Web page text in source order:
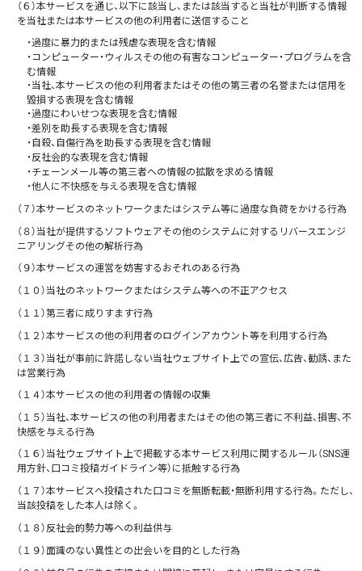
（６）本サービスを通じ、以下に該当し、または該当すると当社が判断する情報
を当社または本サービスの他の利用者に送信すること
・過度に暴力的または残虐な表現を含む情報
・コンピューター・ウィルスその他の有害なコンピューター・プログラムを含
む情報
・当社、本サービスの他の利用者またはその他の第三者の名誉または信用を
毀損する表現を含む情報
・過度にわいせつな表現を含む情報
・差別を助長する表現を含む情報
・自殺、自傷行為を助長する表現を含む情報
・反社会的な表現を含む情報
・チェーンメール等の第三者への情報の拡散を求める情報
・他人に不快感を与える表現を含む情報
（７）本サービスのネットワークまたはシステム等に過度な負荷をかける行為
（８）当社が提供するソフトウェアその他のシステムに対するリバースエンジ
ニアリングその他の解析行為
（９）本サービスの運営を妨害するおそれのある行為
（１０）当社のネットワークまたはシステム等への不正アクセス
（１１）第三者に成りすます行為
（１２）本サービスの他の利用者のログインアカウント等を利用する行為
（１３）当社が事前に許諾しない当社ウェブサイト上での宣伝、広告、勧誘、また
は営業行為
（１４）本サービスの他の利用者の情報の収集
（１５）当社、本サービスの他の利用者またはその他の第三者に不利益、損害、不
快感を与える行為
（１６）当社ウェブサイト上で掲載する本サービス利用に関するルール（SNS運
用方針、口コミ投稿ガイドライン等）に抵触する行為
（１７）本サービスへ投稿された口コミを無断転載・無断利用する行為。ただし、
当該投稿をした本人は除く。
（１８）反社会的勢力等への利益供与
（１９）面識のない異性との出会いを目的とした行為